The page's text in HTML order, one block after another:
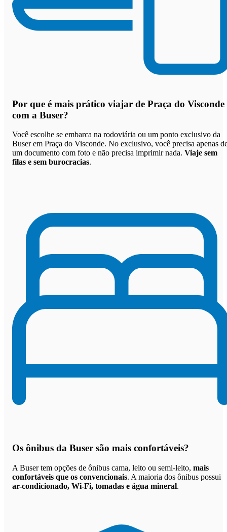
Por que é mais prático viajar de Praça do Visconde
com a Buser?
Você escolhe se embarca na rodoviária ou um ponto exclusivo da
Buser em Praça do Visconde. No exclusivo, você precisa apenas
um documento com foto e não precisa imprimir nada. Viaje sem
filas e sem burocracias.
Os ônibus da Buser são mais confortáveis?
A Buser tem opções de ônibus cama, leito ou semi-leito, mais
confortáveis que os convencionais. A maioria dos ônibus possui
ar-condicionado, Wi-Fi, tomadas e água mineral.